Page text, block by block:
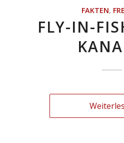
FAKTEN,
FLY-IN-